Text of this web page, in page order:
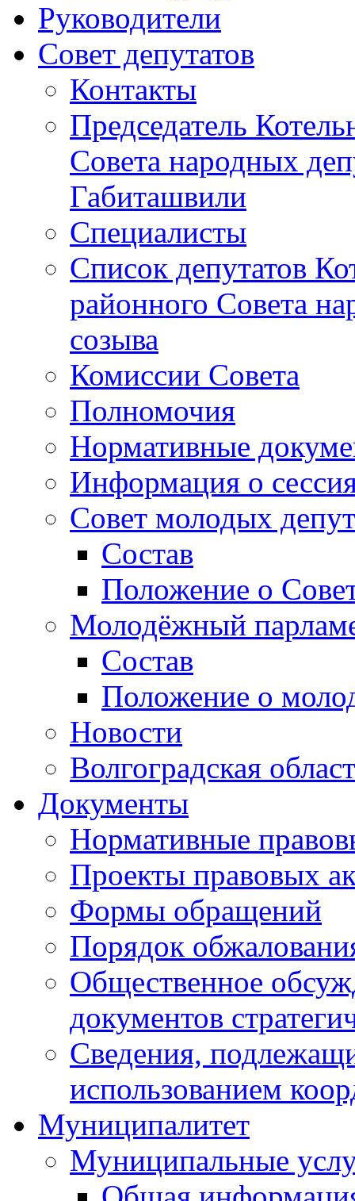
Руководители
Совет депутатов
Контакты
Председатель
Совета народных
Габиташвили
Специалисты
Список депутатов
районного Совета
созыва
Комиссии Совета
Полномочия
Нормативные
Информация о
Совет молодых
Состав
Положение о
Молодёжный
Состав
Положение о
Новости
Волгоградская
Документы
Нормативные
Проекты правовых
Формы обращений
Порядок
Общественное
документов
Сведения,
использованием
Муниципалитет
Муниципальные